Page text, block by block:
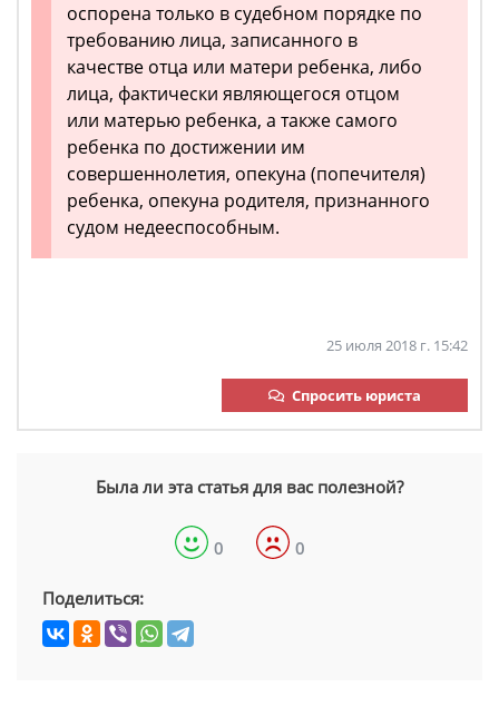
оспорена только в судебном порядке по
требованию лица, записанного в
качестве отца или матери ребенка, либо
лица, фактически являющегося отцом
или матерью ребенка, а также самого
ребенка по достижении им
совершеннолетия, опекуна (попечителя)
ребенка, опекуна родителя, признанного
судом недееспособным.
25 июля 2018 г. 15:42
Спросить юриста
Была ли эта статья для вас полезной?
0 0
Поделиться: